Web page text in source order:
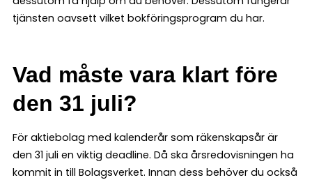
tjänsten oavsett vilket bokföringsprogram du har.
Vad måste vara klart före
den 31 juli?
För aktiebolag med kalenderår som räkenskapsår är
den 31 juli en viktig deadline. Då ska årsredovisningen ha
kommit in till Bolagsverket. Innan dess behöver du också